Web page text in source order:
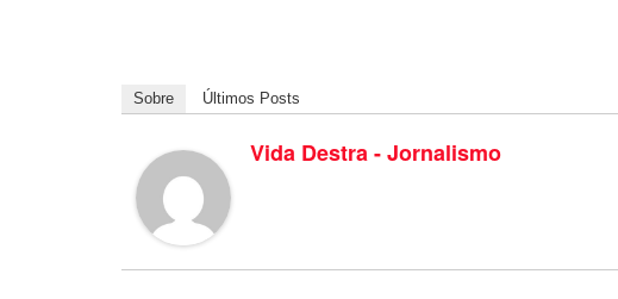
Sobre Últimos Posts
Vida Destra - Jornalismo